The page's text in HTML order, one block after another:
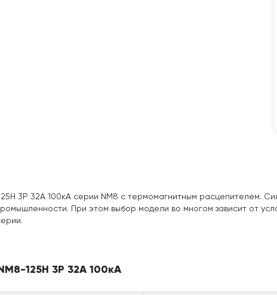
3P 32А 100кА серии NM8 с термомагнитным расцепителем.
При этом выбор модели во многом зависит от
125H 3P 32А 100кА